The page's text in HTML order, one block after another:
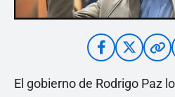
El gobierno de Rodrigo Paz